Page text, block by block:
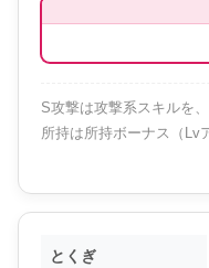
S攻撃は攻撃系スキルを
所持は所持ボーナス（Lv
とくぎ